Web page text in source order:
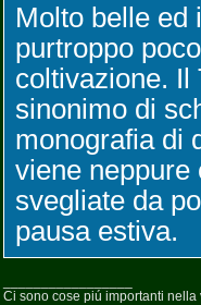
Molto belle ed
purtroppo
coltivazione. Il
sinonimo di
monografia di
viene neppure
svegliate da
pausa estiva.
Ci sono cose piú importanti